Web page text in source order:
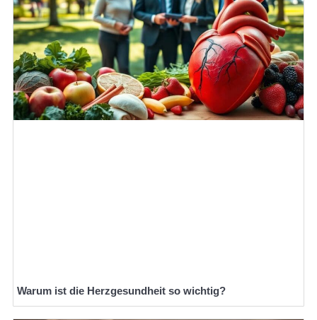
Warum ist die Herzgesundheit so wichtig?